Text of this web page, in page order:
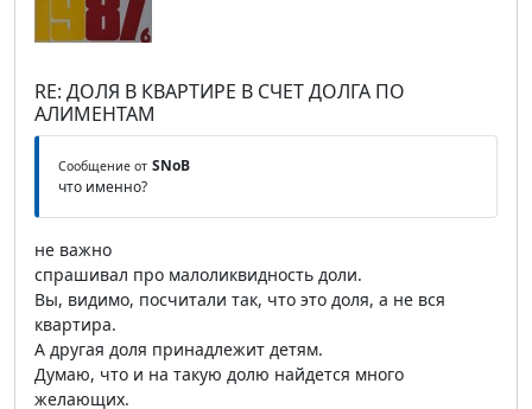
RE: ДОЛЯ В КВАРТИРЕ В СЧЕТ ДОЛГА ПО
АЛИМЕНТАМ
Сообщение от SNoB
что именно?
не важно
спрашивал про малоликвидность доли.
Вы, видимо, посчитали так, что это доля, а не вся
квартира.
А другая доля принадлежит детям.
Думаю, что и на такую долю найдется много
желающих.